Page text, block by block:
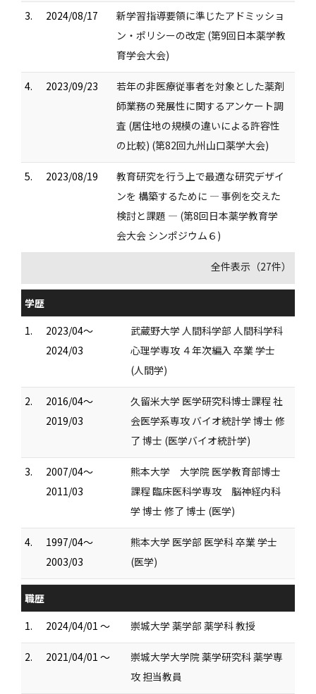
3. 2024/08/17
新学習指導要領に準じたアドミッショ
ン・ポリシーの改定 (第9回日本薬学教
育学会大会)
4. 2023/09/23
若年の非医療従事者を対象とした薬剤
師業務の発展性に関するアンケート調
査 (居住地の規模の違いによる許容性
の比較) (第82回九州山口薬学大会)
5. 2023/08/19
教育研究を行う上で最適な研究デザイ
ンを 構築するために ― 事例を交えた
検討と課題 ― (第8回日本薬学教育学
会大会 シンポジウム６)
全件表示（27件）
学歴
1.
2023/04～
2024/03
武蔵野大学 人間科学部 人間科学科
心理学専攻 ４年次編入 卒業 学士
(人間学)
2.
2016/04～
2019/03
久留米大学 医学研究科博士課程 社
会医学系専攻 バイオ統計学 博士 修
了 博士 (医学バイオ統計学)
3.
2007/04～
2011/03
熊本大学 大学院 医学教育部博士
課程 臨床医科学専攻 脳神経内科
学 博士 修了 博士 (医学)
4.
1997/04～
2003/03
熊本大学 医学部 医学科 卒業 学士
(医学)
職歴
1.
2024/04/01 ～ 崇城大学 薬学部 薬学科 教授
2. 2021/04/01 ～
崇城大学大学院 薬学研究科 薬学専
攻 担当教員